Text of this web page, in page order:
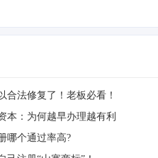
合法修复了！老板必看！
本：为何越早办理越有利
哪个通过率高?